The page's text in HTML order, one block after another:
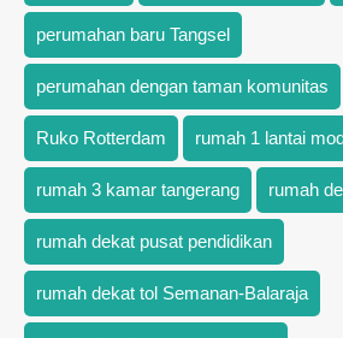
perumahan baru Tangsel
perumahan dengan taman komunitas
Ruko Rotterdam rumah 1 lantai
rumah 3 kamar tangerang rumah
rumah dekat pusat pendidikan
rumah dekat tol Semanan-Balaraja